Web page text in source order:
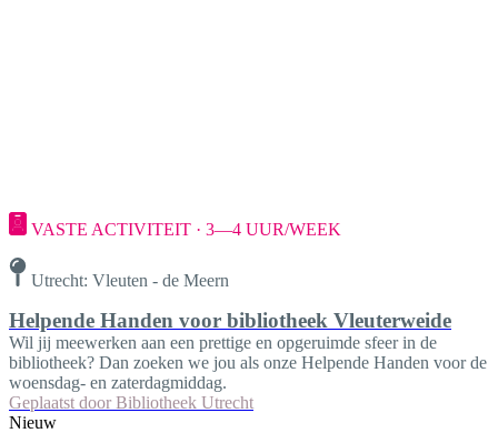
VASTE ACTIVITEIT · 3—4 UUR/WEEK
Utrecht: Vleuten - de Meern
Helpende Handen voor bibliotheek Vleuterweide
Wil jij meewerken aan een prettige en opgeruimde sfeer in de
bibliotheek? Dan zoeken we jou als onze Helpende Handen voor de
woensdag- en zaterdagmiddag.
Geplaatst door Bibliotheek Utrecht
Nieuw